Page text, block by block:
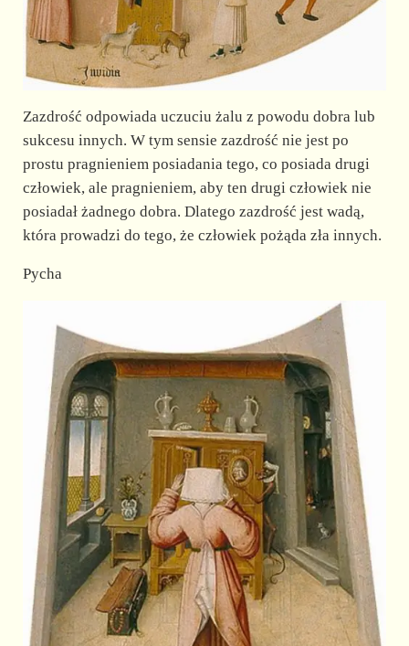
Zazdrość odpowiada uczuciu żalu z powodu dobra lub
sukcesu innych. W tym sensie zazdrość nie jest po
prostu pragnieniem posiadania tego, co posiada drugi
człowiek, ale pragnieniem, aby ten drugi człowiek nie
posiadał żadnego dobra. Dlatego zazdrość jest wadą,
która prowadzi do tego, że człowiek pożąda zła innych.
Pycha